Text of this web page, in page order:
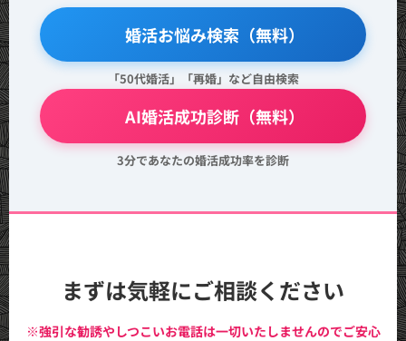
🔍 婚活お悩み検索（無料）
「50代婚活」「再婚」など自由検索
💖 AI婚活成功診断（無料）
3分であなたの婚活成功率を診断
まずは気軽にご相談ください
※強引な勧誘やしつこいお電話は一切いたしませんのでご安心